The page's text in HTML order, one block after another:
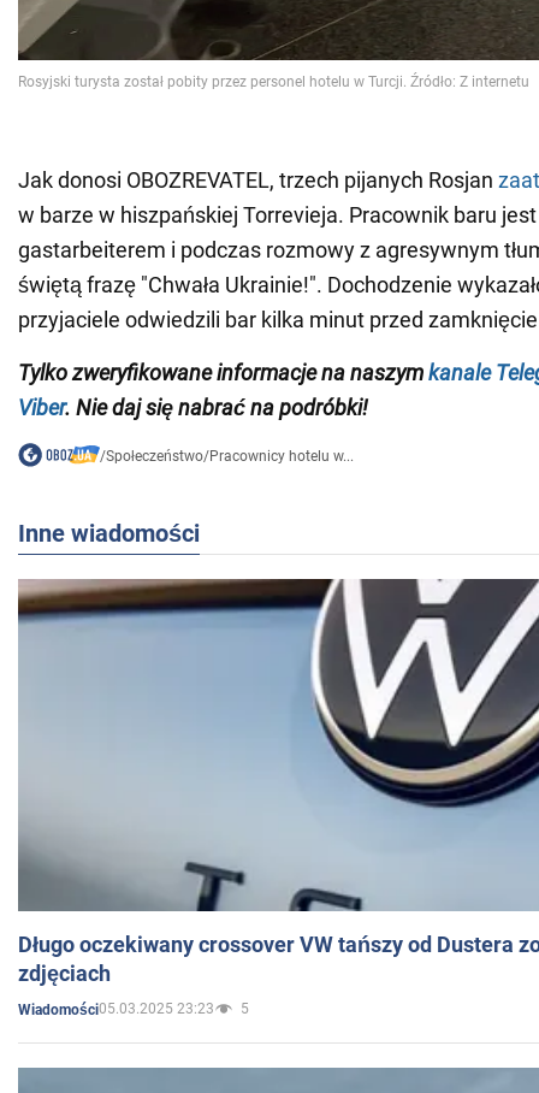
Jak donosi OBOZREVATEL, trzech pijanych Rosjan
w barze w hiszpańskiej Torrevieja. Pracownik baru
gastarbeiterem i podczas rozmowy z agresywnym
świętą frazę "Chwała Ukrainie!". Dochodzenie
przyjaciele odwiedzili bar kilka minut przed
Tylko zweryfikowane informacje na naszymkanale
Viber. Nie daj się nabrać na podróbki!
/Społeczeństwo/Pracownicy hotelu w...
Inne wiadomości
Długo oczekiwany crossover VW tańszy od Dustera
zdjęciach
Wiadomości05.03.2025 23:23 5